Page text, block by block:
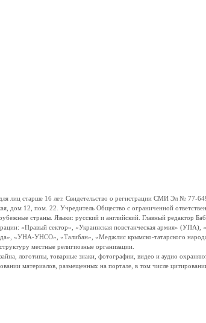
старше 16 лет. Свидетельство о регистрации СМИ Эл № 77-
дом 12, пом. 22. Учредитель Общество с ограниченной
страны. Языки: русский и английский. Главный
«Правый сектор», «Украинская повстанческая армия»
«УНА-УНСО», «Талибан», «Меджлис крымско-татарского
местные религиозные организации.
логотипы, товарные знаки, фотографии, видео и аудио
материалов, размещенных на портале, в том числе